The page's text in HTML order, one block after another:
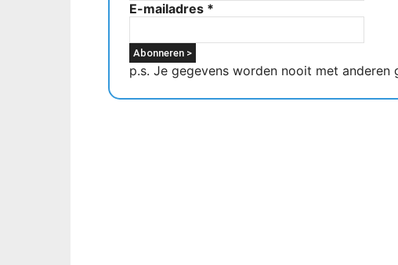
E-mailadres *
p.s. Je gegevens worden nooit met anderen